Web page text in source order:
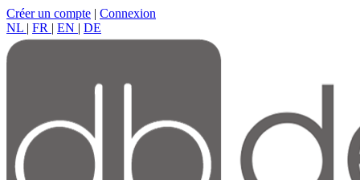
Créer un compte | Connexion
NL | FR | EN | DE